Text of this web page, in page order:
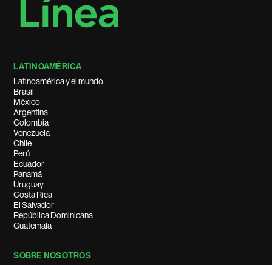
LATINOAMÉRICA
Latinoamérica y el mundo
Brasil
México
Argentina
Colombia
Venezuela
Chile
Perú
Ecuador
Panamá
Uruguay
Costa Rica
El Salvador
República Dominicana
Guatemala
SOBRE NOSOTROS